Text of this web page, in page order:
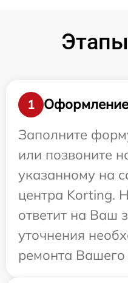
1
Заполните
или позвоните
указанному на
центра Korting.
ответит на Ваш
уточнения
ремонта Вашего